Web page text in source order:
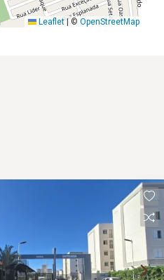
Leaflet |© OpenStreetMap